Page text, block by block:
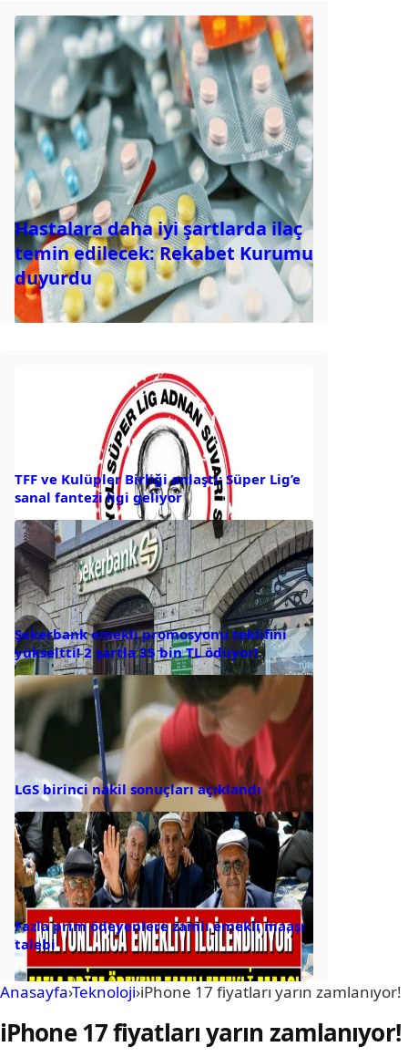
Hastalara daha iyi şartlarda ilaç
temin edilecek: Rekabet Kurumu
duyurdu
TFF ve Kulüpler Birliği anlaştı: Süper Lig’e
sanal fantezi ligi geliyor
Şekerbank emekli promosyonu teklifini
yükseltti! 2 şartla 35 bin TL ödüyor!
LGS birinci nakil sonuçları açıklandı
Fazla prim ödeyenlere zamlı emekli maaşı
talebi
Anasayfa›Teknoloji›iPhone 17 fiyatları yarın zamlanıyor!
iPhone 17 fiyatları yarın zamlanıyor!